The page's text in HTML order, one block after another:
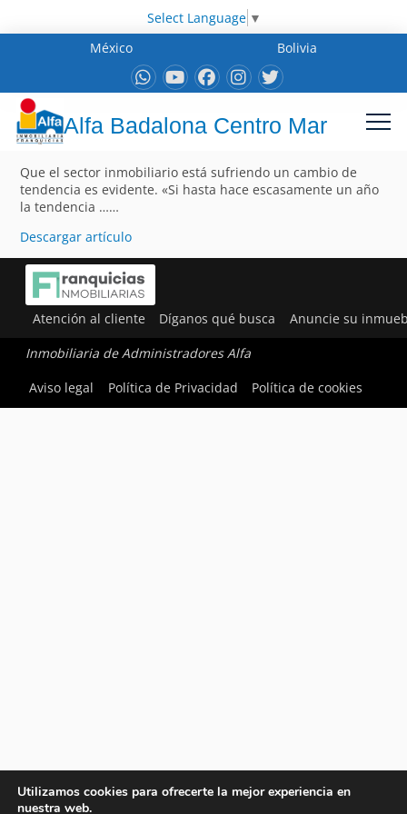
Select Language ▼
México
Bolivia
Alfa Badalona Centro Mar
Que el sector inmobiliario está sufriendo un cambio de
tendencia es evidente. «Si hasta hace escasamente un año
la tendencia ……
Descargar artículo
Atención al cliente Díganos qué busca Anuncie su
Inmobiliaria de Administradores Alfa
Aviso legal
Política de Privacidad Política de cookies
Utilizamos cookies para ofrecerte la mejor experiencia en
nuestra web.